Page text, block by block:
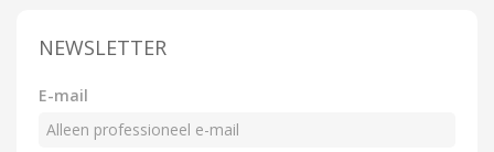
NEWSLETTER
E-mail